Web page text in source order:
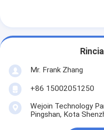
Penghalang Gerbang Tol
Boom Barrier Gate
Gerbang penghalang
Mr. Frank Zhang
+86 15002051250
Wejoin Technology
Pingshan, Kota